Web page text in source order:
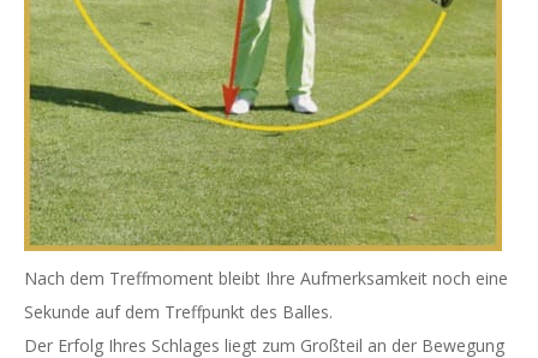
Nach dem Treffmoment bleibt Ihre Aufmerksamkeit noch eine
Sekunde auf dem Treffpunkt des Balles.
Der Erfolg Ihres Schlages liegt zum Großteil an der Bewegung